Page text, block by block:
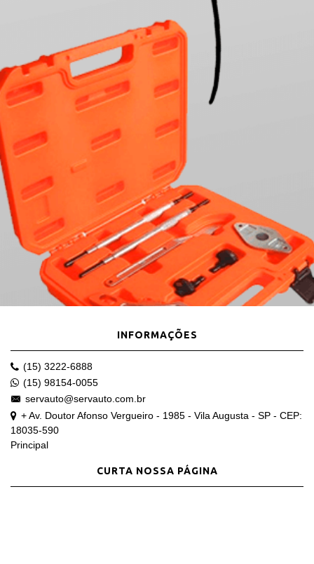
INFORMAÇÕES
(15) 3222-6888
(15) 98154-0055
servauto@servauto.com.br
+ Av. Doutor Afonso Vergueiro - 1985 - Vila Augusta - SP - CEP:
18035-590
Principal
CURTA NOSSA PÁGINA